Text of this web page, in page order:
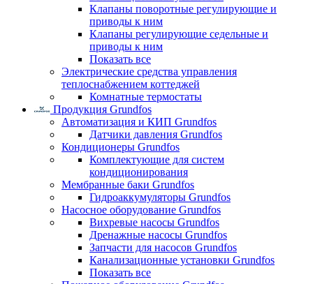
Клапаны поворотные регулирующие и
приводы к ним
Клапаны регулирующие седельные и
приводы к ним
Показать все
Электрические средства управления
теплоснабжением коттеджей
Комнатные термостаты
Продукция Grundfos
Автоматизация и КИП Grundfos
Датчики давления Grundfos
Кондиционеры Grundfos
Комплектующие для систем
кондиционирования
Мембранные баки Grundfos
Гидроаккумуляторы Grundfos
Насосное оборудование Grundfos
Вихревые насосы Grundfos
Дренажные насосы Grundfos
Запчасти для насосов Grundfos
Канализационные установки Grundfos
Показать все